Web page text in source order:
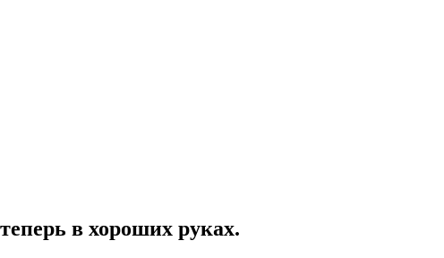
в хороших руках.